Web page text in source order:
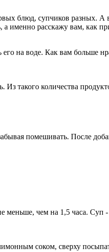
блюд, супчиков разных. А
а именно расскажу вам, как
на воде. Как вам больше
такого количества
помешивать. После
меньше, чем на 1,5 часа. Суп
соком, сверху